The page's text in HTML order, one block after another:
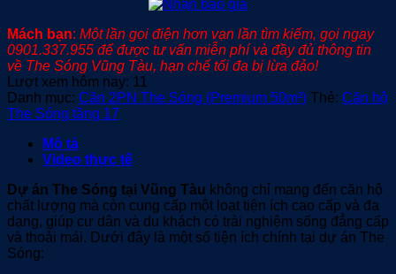
Mách bạn: Một lần gọi điện hơn vạn lần tìm kiếm, gọi ngay
0901.337.955 để được tư vấn miễn phí và đầy đủ thông tin
về The Sóng Vũng Tàu, hạn chế tối đa bị lừa đảo!
Lượt xem hôm nay: 11
Danh mục: Căn 2PN The Sóng (Premium 50m²) Thẻ: Căn hộ
The Sóng tầng 17
Mô tả
Video thực tế
Dự án The Sóng tại Vũng Tàu không chỉ mang đến căn hộ
chất lượng mà còn cung cấp một loạt tiện ích cao cấp và đa
dạng, giúp cư dân và du khách có trải nghiệm sống đẳng cấp
và thoải mái. Dưới đây là một số tiện ích chính tại dự án The
Sóng: